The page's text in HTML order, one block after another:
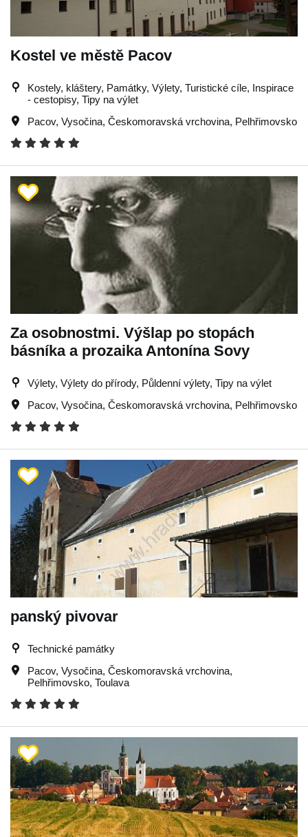
Kostel ve městě Pacov
Kostely, kláštery, Památky, Výlety, Turistické cíle, Inspirace
- cestopisy, Tipy na výlet
Pacov, Vysočina, Českomoravská vrchovina, Pelhřimovsko
Za osobnostmi. Výšlap po stopách
básníka a prozaika Antonína Sovy
Výlety, Výlety do přírody, Půldenní výlety, Tipy na výlet
Pacov, Vysočina, Českomoravská vrchovina, Pelhřimovsko
panský pivovar
Technické památky
Pacov, Vysočina, Českomoravská vrchovina,
Pelhřimovsko, Toulava